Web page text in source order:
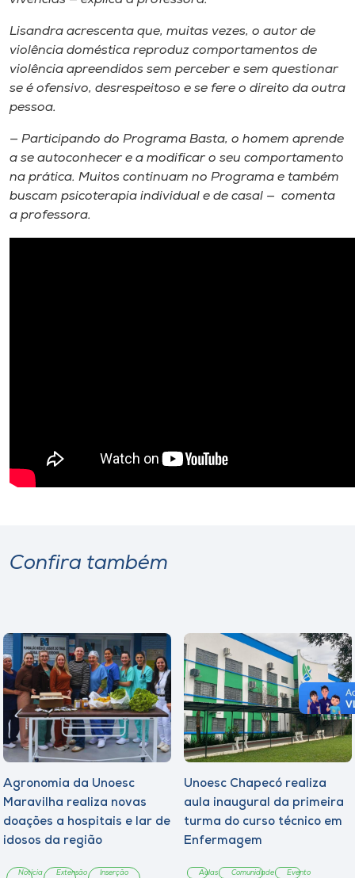
Lisandra acrescenta que, muitas vezes, o autor de
violência doméstica reproduz comportamentos de
violência apreendidos sem perceber e sem questionar
se é ofensivo, desrespeitoso e se fere o direito da outra
pessoa.
— Participando do Programa Basta, o homem aprende
a se autoconhecer e a modificar o seu comportamento
na prática. Muitos continuam no Programa e também
buscam psicoterapia individual e de casal — comenta
a professora.
Confira também
Agronomia da Unoesc
Maravilha realiza novas
doações a hospitais e lar de
idosos da região
Notícia Extensão
Inserção
Unoesc Chapecó realiza
aula inaugural da primeira
turma do curso técnico em
Enfermagem
Aulas Comunidade Evento